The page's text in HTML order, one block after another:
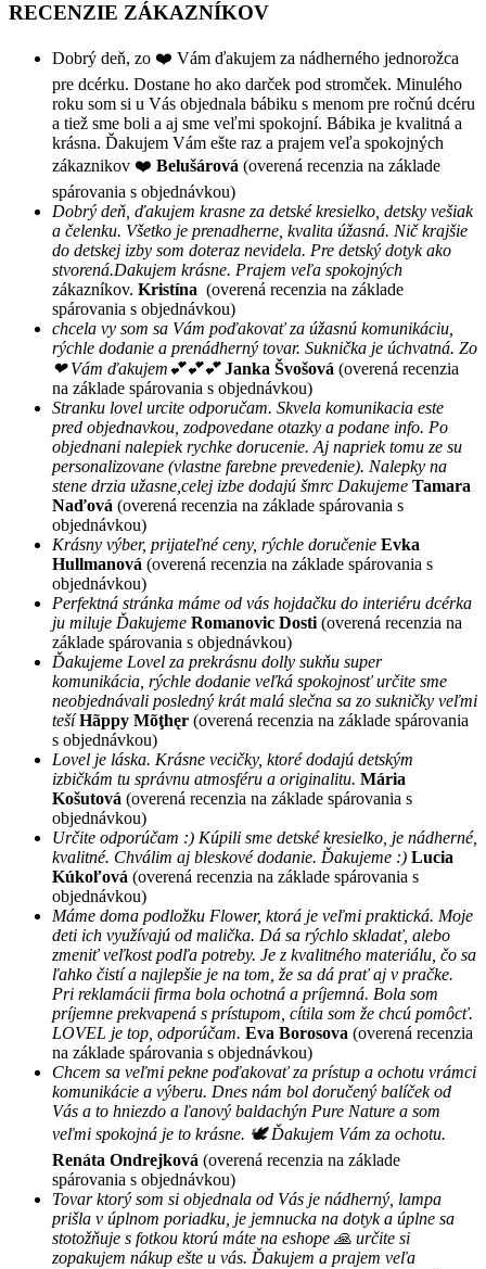
RECENZIE ZÁKAZNÍKOV
Dobrý deň, zo ❤️ Vám ďakujem za nádherného jednorožca
pre dcérku. Dostane ho ako darček pod stromček. Minulého
roku som si u Vás objednala bábiku s menom pre ročnú dcéru
a tiež sme boli a aj sme veľmi spokojní. Bábika je kvalitná a
krásna. Ďakujem Vám ešte raz a prajem veľa spokojných
zákaznikov ❤️ Belušárová (overená recenzia na základe
spárovania s objednávkou)
Dobrý deň, ďakujem krasne za detské kresielko, detsky vešiak
a čelenku. Všetko je prenadherne, kvalita úžasná. Nič krajšie
do detskej izby som doteraz nevidela. Pre detský dotyk ako
stvorená.Dakujem krásne. Prajem veľa spokojných
zákazníkov. Kristína (overená recenzia na základe
spárovania s objednávkou)
chcela vy som sa Vám poďakovať za úžasnú komunikáciu,
rýchle dodanie a prenádherný tovar. Suknička je úchvatná. Zo
❤ Vám ďakujem💕💕💕 Janka Švošová (overená recenzia
na základe spárovania s objednávkou)
Stranku lovel urcite odporučam. Skvela komunikacia este
pred objednavkou, zodpovedane otazky a podane info. Po
objednani nalepiek rychke dorucenie. Aj napriek tomu ze su
personalizovane (vlastne farebne prevedenie). Nalepky na
stene drzia užasne,celej izbe dodajú šmrc Dakujeme Tamara
Naďová (overená recenzia na základe spárovania s
objednávkou)
Krásny výber, prijateľné ceny, rýchle doručenie Evka
Hullmanová (overená recenzia na základe spárovania s
objednávkou)
Perfektná stránka máme od vás hojdačku do interiéru dcérka
ju miluje Ďakujeme Romanovic Dosti (overená recenzia na
základe spárovania s objednávkou)
Ďakujeme Lovel za prekrásnu dolly sukňu super
komunikácia, rýchle dodanie veľká spokojnosť určite sme
neobjednávali posledný krát malá slečna sa zo sukničky veľmi
tešíHãppy Mõţhęr (overená recenzia na základe spárovania
s objednávkou)
Lovel je láska. Krásne vecičky, ktoré dodajú detským
izbičkám tu správnu atmosféru a originalitu. Mária
Košutová (overená recenzia na základe spárovania s
objednávkou)
Určite odporúčam :) Kúpili sme detské kresielko, je nádherné,
kvalitné. Chválim aj bleskové dodanie. Ďakujeme :) Lucia
Kúkoľová (overená recenzia na základe spárovania s
objednávkou)
Máme doma podložku Flower, ktorá je veľmi praktická. Moje
deti ich využívajú od malička. Dá sa rýchlo skladať, alebo
zmeniť veľkost podľa potreby. Je z kvalitného materiálu, čo sa
ľahko čistí a najlepšie je na tom, že sa dá prať aj v pračke.
Pri reklamácii firma bola ochotná a príjemná. Bola som
príjemne prekvapená s prístupom, cítila som že chcú pomôcť.
LOVEL je top, odporúčam. Eva Borosova (overená recenzia
na základe spárovania s objednávkou)
Chcem sa veľmi pekne poďakovať za prístup a ochotu vrámci
komunikácie a výberu. Dnes nám bol doručený balíček od
Vás a to hniezdo a ľanový baldachýn Pure Nature a som
veľmi spokojná je to krásne. 🕊 Ďakujem Vám za ochotu.
Renáta Ondrejková (overená recenzia na základe
spárovania s objednávkou)
Tovar ktorý som si objednala od Vás je nádherný, lampa
prišla v úplnom poriadku, je jemnucka na dotyk a úplne sa
stotožňuje s fotkou ktorú máte na eshope 🙏 určite si
zopakujem nákup ešte u vás. Ďakujem a prajem veľa